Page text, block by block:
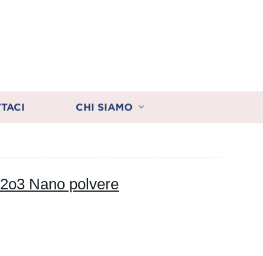
CHI SIAMO
Nano polvere